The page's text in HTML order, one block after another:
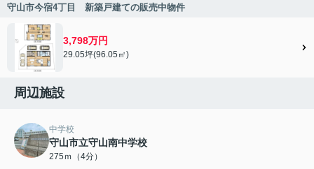
守山市今宿4丁目 新築戸建ての販売中物件
3,798万円
29.05坪(96.05㎡)
周辺施設
中学校
守山市立守山南中学校
275ｍ（4分）